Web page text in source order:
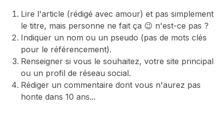
Lire l'article (rédigé avec amour) et pas simplement
le titre, mais personne ne fait ça 😉 n'est-ce pas ?
Indiquer un nom ou un pseudo (pas de mots clés
pour le référencement).
Renseigner si vous le souhaitez, votre site principal
ou un profil de réseau social.
Rédiger un commentaire dont vous n'aurez pas
honte dans 10 ans...